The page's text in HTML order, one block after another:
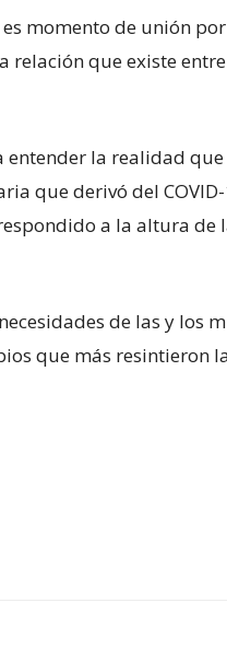
momento de unión
relación que existe
la realidad
que derivó del
a la altura de
de las y los
que más resintieron